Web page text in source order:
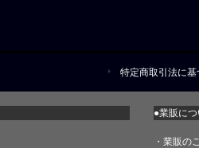
特定商取引法に基
●業販につ
・業販の